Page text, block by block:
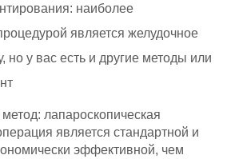
наиболее
является желудочное
но у вас есть и другие методы или
метод: лапароскопическая
является стандартной и
эффективной, чем